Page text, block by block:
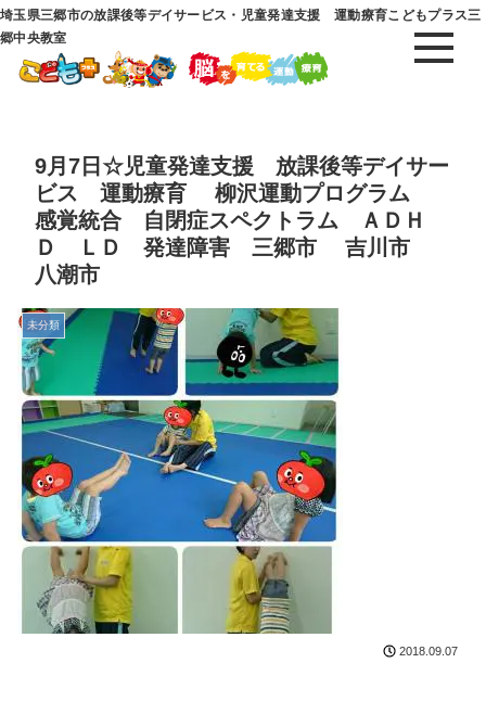
埼玉県三郷市の放課後等デイサービス・児童発達支援 運動療育こどもプラス三
郷中央教室
9月7日☆児童発達支援 放課後等デイサー
ビス 運動療育 柳沢運動プログラム
感覚統合 自閉症スペクトラム ＡＤＨ
Ｄ ＬＤ 発達障害 三郷市 吉川市
八潮市
未分類
2018.09.07